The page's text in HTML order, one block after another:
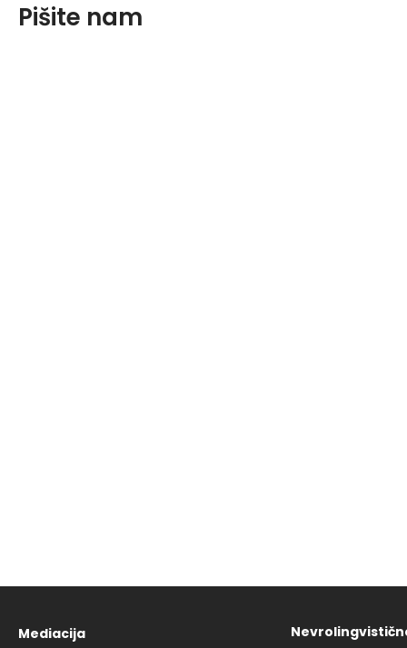
Pišite nam
Mediacija